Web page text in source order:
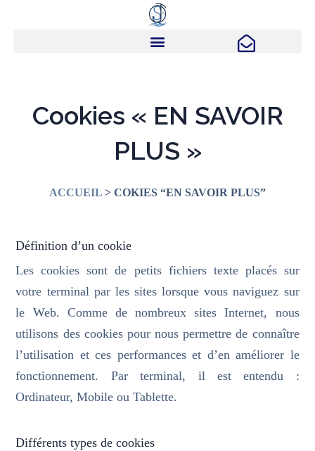
Cookies « EN SAVOIR
PLUS »
ACCUEIL > COKIES “EN SAVOIR PLUS”
Définition d’un cookie
Les cookies sont de petits fichiers texte placés sur
votre terminal par les sites lorsque vous naviguez sur
le Web. Comme de nombreux sites Internet, nous
utilisons des cookies pour nous permettre de connaître
l’utilisation et ces performances et d’en améliorer le
fonctionnement. Par terminal, il est entendu :
Ordinateur, Mobile ou Tablette.
Différents types de cookies